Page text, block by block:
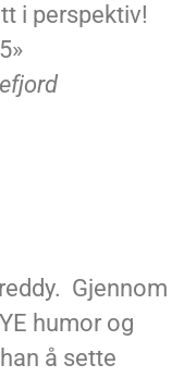
i perspektiv!
Gjennom
humor og
å sette